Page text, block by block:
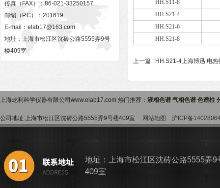
传真（FAX）：86-021-33250157
邮编（P.C）：201619
E-mail： elab17@163.com
地址：上海市松江区沈砖公路5555弄9号
楼409室
HH.S11-8
HH.S21-4
HH.S21-6
HH.S21-8
上一篇 : HH.S21-4上海博迅 电
上海屹利科学仪器有限公司www.elab17.com 热门推荐： 液相色谱 气相色谱 色谱柱
公司地址:上海市松江区沈砖公路5555弄9号楼409室 网站地图 沪ICP备
地址：上海市松江区沈砖公路5555弄9
409室